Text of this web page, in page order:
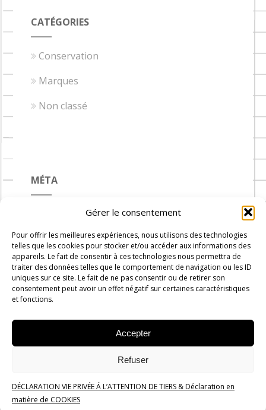
Gérer le consentement
Pour offrir les meilleures expériences, nous utilisons des technologies
telles que les cookies pour stocker et/ou accéder aux informations des
appareils. Le fait de consentir à ces technologies nous permettra de
traiter des données telles que le comportement de navigation ou les ID
uniques sur ce site. Le fait de ne pas consentir ou de retirer son
consentement peut avoir un effet négatif sur certaines caractéristiques
et fonctions.
Accepter
Refuser
DÉCLARATION VIE PRIVÉE Á L’ATTENTION DE TIERS & Déclaration en
matière de COOKIES
CATÉGORIES
Conservation
Marques
Non classé
MÉTA
Connexion
Flux des publications
Flux des commentaires
Site de WordPress-FR
Carnets de Cuisine © 2019 -2026-AdministrationRue du
progrès n°7, 1300 Wavre
Politique de confidentialité